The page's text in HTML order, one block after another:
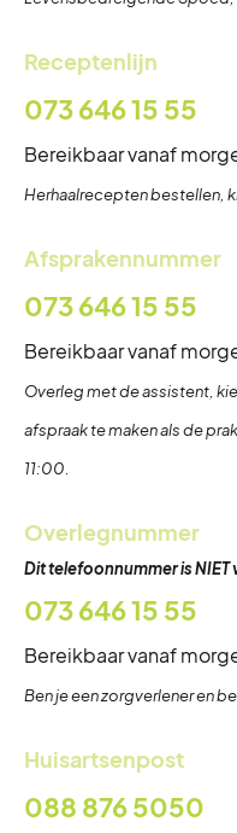
Receptenlijn
073 646 15 55
Bereikbaar vanaf
Herhaalrecepten bestellen,
Afsprakennummer
073 646 15 55
Bereikbaar vanaf
Overleg met de assistent,
afspraak te maken als de
11:00.
Overlegnummer
Dit telefoonnummer is
073 646 15 55
Bereikbaar vanaf
Ben je een zorgverlener en
Huisartsenpost
088 876 5050